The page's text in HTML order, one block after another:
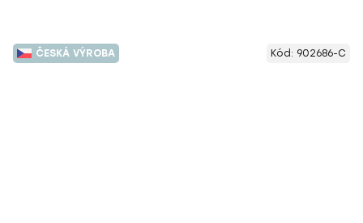
ČESKÁ VÝROBA Kód: 902686-C